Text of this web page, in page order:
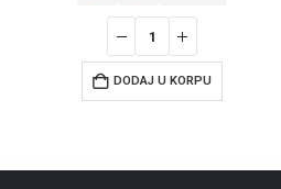
DODAJ U KORPU